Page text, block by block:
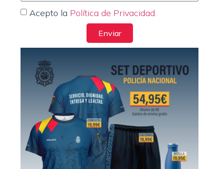
Acepto la Política de Privacidad.
Enviar